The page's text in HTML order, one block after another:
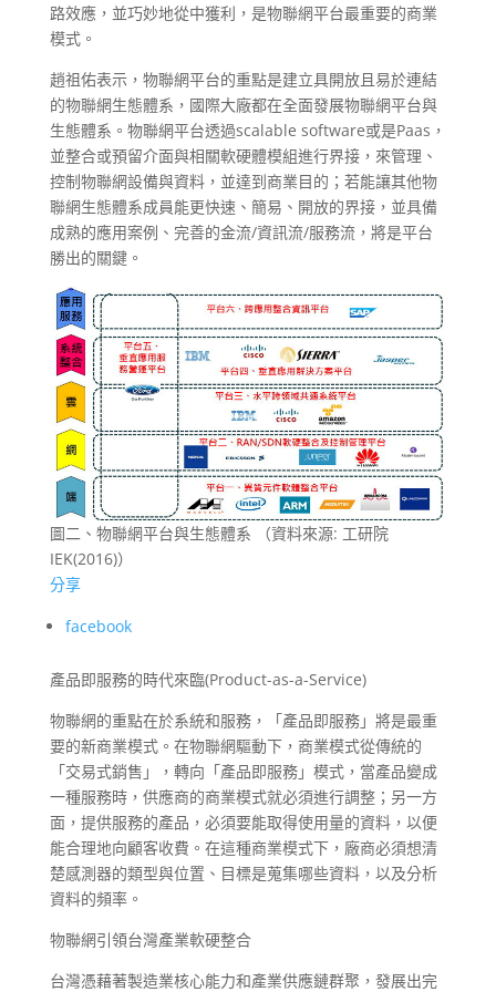
路效應，並巧妙地從中獲利，是物聯網平台最重要的商業
模式。
趙祖佑表示，物聯網平台的重點是建立具開放且易於連結
的物聯網生態體系，國際大廠都在全面發展物聯網平台與
生態體系。物聯網平台透過scalable software或是Paas，
並整合或預留介面與相關軟硬體模組進行界接，來管理、
控制物聯網設備與資料，並達到商業目的；若能讓其他物
聯網生態體系成員能更快速、簡易、開放的界接，並具備
成熟的應用案例、完善的金流/資訊流/服務流，將是平台
勝出的關鍵。
圖二、物聯網平台與生態體系 （資料來源: 工研院
IEK(2016)）
分享
facebook
產品即服務的時代來臨(Product-as-a-Service)
物聯網的重點在於系統和服務，「產品即服務」將是最重
要的新商業模式。在物聯網驅動下，商業模式從傳統的
「交易式銷售」，轉向「產品即服務」模式，當產品變成
一種服務時，供應商的商業模式就必須進行調整；另一方
面，提供服務的產品，必須要能取得使用量的資料，以便
能合理地向顧客收費。在這種商業模式下，廠商必須想清
楚感測器的類型與位置、目標是蒐集哪些資料，以及分析
資料的頻率。
物聯網引領台灣產業軟硬整合
台灣憑藉著製造業核心能力和產業供應鏈群聚，發展出完